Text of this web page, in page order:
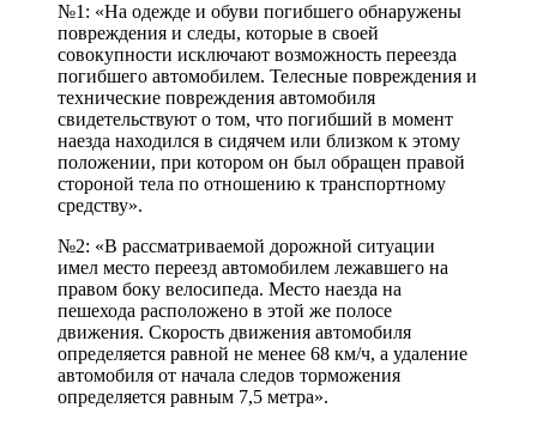
№1: «На одежде и обуви погибшего обнаружены
повреждения и следы, которые в своей
совокупности исключают возможность переезда
погибшего автомобилем. Телесные повреждения и
технические повреждения автомобиля
свидетельствуют о том, что погибший в момент
наезда находился в сидячем или близком к этому
положении, при котором он был обращен правой
стороной тела по отношению к транспортному
средству».
№2: «В рассматриваемой дорожной ситуации
имел место переезд автомобилем лежавшего на
правом боку велосипеда. Место наезда на
пешехода расположено в этой же полосе
движения. Скорость движения автомобиля
определяется равной не менее 68 км/ч, а удаление
автомобиля от начала следов торможения
определяется равным 7,5 метра».